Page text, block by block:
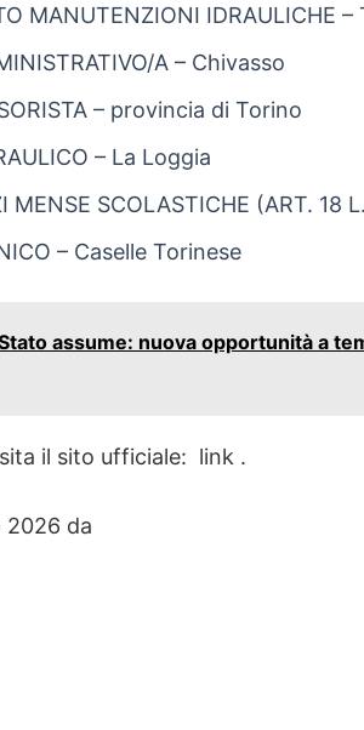
MANUTENZIONI IDRAULICHE
A – Chivasso
– provincia di Torino
– La Loggia
MENSE SCOLASTICHE (ART. 18
– Caselle Torinese
assume: nuova opportunità a
il sito ufficiale: link .
2026 da